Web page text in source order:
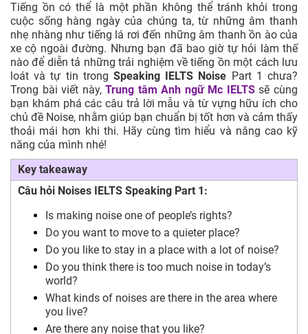
Tiếng ồn có thể là một phần không thể tránh khỏi trong
cuộc sống hàng ngày của chúng ta, từ những âm thanh
nhẹ nhàng như tiếng lá rơi đến những âm thanh ồn ào của
xe cộ ngoài đường. Nhưng bạn đã bao giờ tự hỏi làm thế
nào để diễn tả những trải nghiệm về tiếng ồn một cách lưu
loát và tự tin trong Speaking IELTS Noise Part 1 chưa?
Trong bài viết này,Trung tâm Anh ngữ Mc IELTSsẽ cùng
bạn khám phá các câu trả lời mẫu và từ vựng hữu ích cho
chủ đề Noise, nhằm giúp bạn chuẩn bị tốt hơn và cảm thấy
thoải mái hơn khi thi. Hãy cùng tìm hiểu và nâng cao kỹ
năng của mình nhé!
Key takeaway
Câu hỏi Noises IELTS Speaking Part 1:
Is making noise one of people’s rights?
Do you want to move to a quieter place?
Do you like to stay in a place with a lot of noise?
Do you think there is too much noise in today’s
world?
What kinds of noises are there in the area where
you live?
Are there any noise that you like?